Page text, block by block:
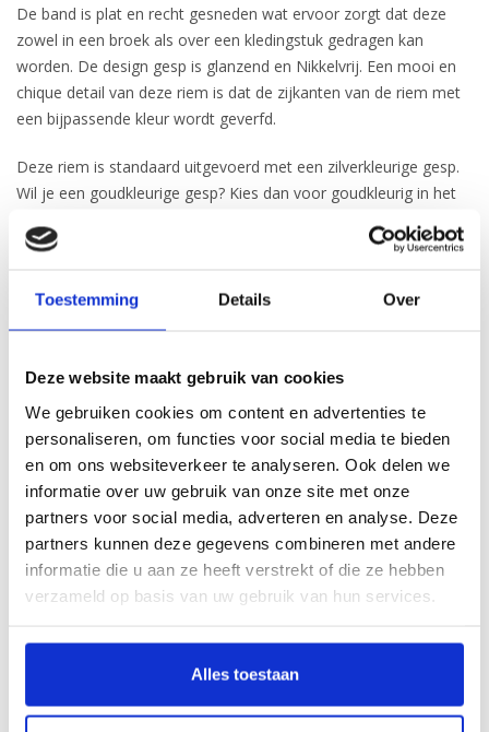
Toestemming Details Over
Deze website maakt gebruik van cookies
We gebruiken cookies om content en advertenties te
personaliseren, om functies voor social media te bieden
en om ons websiteverkeer te analyseren. Ook delen we
informatie over uw gebruik van onze site met onze
partners voor social media, adverteren en analyse. Deze
partners kunnen deze gegevens combineren met andere
informatie die u aan ze heeft verstrekt of die ze hebben
verzameld op basis van uw gebruik van hun services.
Alles toestaan
De band is plat en recht gesneden wat ervoor zorgt dat deze
zowel in een broek als over een kledingstuk gedragen kan
worden. De design gesp is glanzend en Nikkelvrij. Een mooi en
chique detail van deze riem is dat de zijkanten van de riem met
een bijpassende kleur wordt geverfd.
Deze riem is standaard uitgevoerd met een zilverkleurige gesp.
Wil je een goudkleurige gesp? Kies dan voor goudkleurig in het
op ambachtelijke wijze gemaakt en is een prachtige sieraad voor
iedere stijlvolle, modieuze vrouw.
Breedte: 3
Gesp: Zilverkleurig, Nikkelvrij
Merk: H.A.N.
Bordeaux
Inkorten mogelijk: